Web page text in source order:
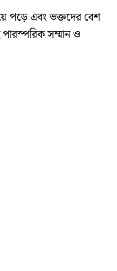
পড়ে এবং ভক্তদের বেশ
সম্মান ও